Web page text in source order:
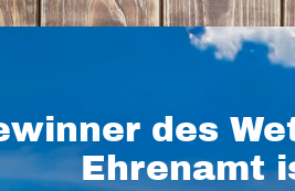
des
Ehrenamt